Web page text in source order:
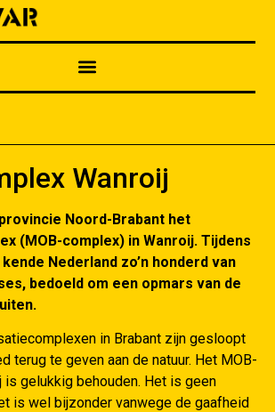
Wanroij
Noord-Brabant het
(MOB-complex) in Wanroij. Tijdens
Nederland zo’n honderd van
bedoeld om een opmars van de
in Brabant zijn gesloopt
terug te geven aan de natuur. Het MOB-
is gelukkig behouden. Het is geen
is wel bijzonder vanwege de gaafheid